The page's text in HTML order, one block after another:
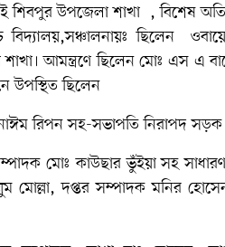
শিবপুর উপজেলা শাখা , বিশেষ
ছিলেন
আমন্ত্রণে ছিলেন মোঃ এস এ
উপস্থিত ছিলেন
রিপন সহ-সভাপতি নিরাপদ সড়ক
মোঃ কাউছার ভুঁইয়া সহ
দপ্তর সম্পাদক মনির